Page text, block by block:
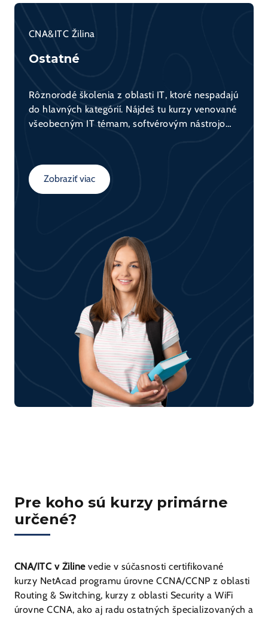
CNA&ITC Žilina
Ostatné
Rôznorodé školenia z oblasti IT, ktoré nespadajú
do hlavných kategórií. Nájdeš tu kurzy venované
všeobecným IT témam, softvérovým nástrojom,
voľba na rozšírenie svojho všeobecného
prehľadu v IT.
Zobraziť viac
Pre koho sú kurzy primárne
určené?
CNA/ITC v Žilinevedie v súčasnosti certifikované
kurzy NetAcad programu úrovne CCNA/CCNP z oblasti
Routing & Switching, kurzy z oblasti Security a WiFi
úrovne CCNA, ako aj radu ostatných špecializovaných a